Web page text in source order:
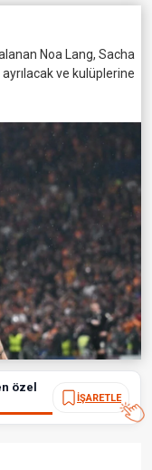
Noa Lang, Sacha
ayrılacak ve kulüplerine
özel
İŞARETLE